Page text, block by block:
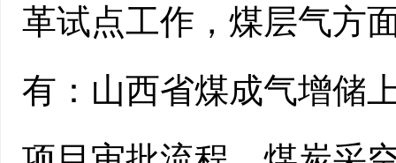
革试点工作，煤层气方
有：山西省煤成气增储